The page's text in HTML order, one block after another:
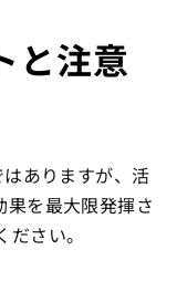
と注意
ありますが、活
果を最大限発揮さ
さい。